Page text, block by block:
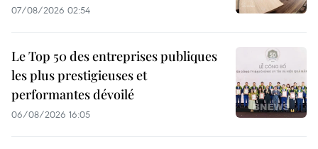
07/08/2026 02:54
Le Top 50 des entreprises publiques
les plus prestigieuses et
performantes dévoilé
06/08/2026 16:05